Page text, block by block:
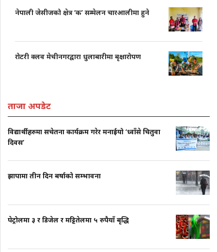
नेपाली जेसीजको क्षेत्र ‘क’ सम्मेलन चारआलीमा हुने
रोटरी क्लव मेचीनगरद्वारा धुलाबारीमा बृक्षारोपण
ताजा अपडेट
विद्यार्थीहरुमा सचेतना कार्यक्रम गरेर मनाईयो ‘ध्वाँसे चितुवा
दिवस’
झापामा तीन दिन बर्षाको सम्भावना
पेट्रोलमा ३ र डिजेल र मट्टितेलमा ५ रुपैयाँ बृद्धि